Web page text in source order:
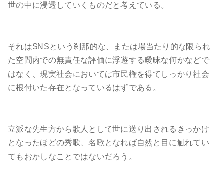
世の中に浸透していくものだと考えている。
それはSNSという刹那的な、または場当たり的な限られ
た空間内での無責任な評価に浮遊する曖昧な何かなどで
はなく、現実社会においては市民権を得てしっかり社会
に根付いた存在となっているはずである。
立派な先生方から歌人として世に送り出されるきっかけ
となったほどの秀歌、名歌となれば自然と目に触れてい
てもおかしなことではないだろう。